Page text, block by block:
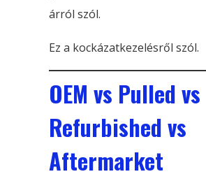
árról szól.
Ez a kockázatkezelésről szól.
OEM vs Pulled vs
Refurbished vs
Aftermarket